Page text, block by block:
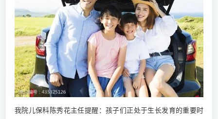
我院儿保科陈秀花主任提醒：孩子们正处于生长发育的重要时